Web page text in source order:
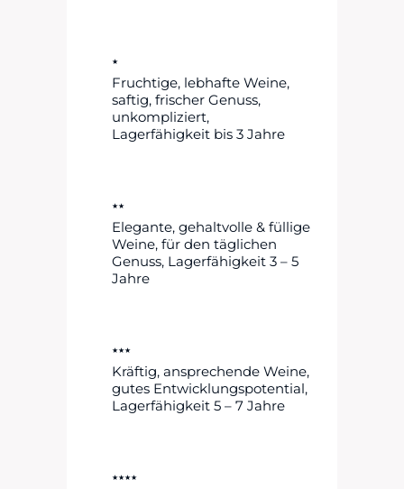
★
Fruchtige, lebhafte Weine,
saftig, frischer Genuss,
unkompliziert,
Lagerfähigkeit bis 3 Jahre
★★
Elegante, gehaltvolle & füllige
Weine, für den täglichen
Genuss, Lagerfähigkeit 3 – 5
Jahre
★★★
Kräftig, ansprechende Weine,
gutes Entwicklungspotential,
Lagerfähigkeit 5 – 7 Jahre
★★★★